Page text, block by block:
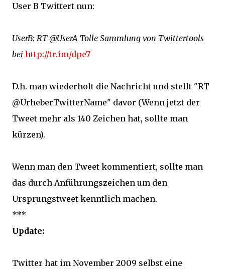
User B Twittert nun:
UserB: RT @UserA Tolle Sammlung von Twittertools
bei http://tr.im/dpe7
D.h. man wiederholt die Nachricht und stellt "RT
@UrheberTwitterName" davor (Wenn jetzt der
Tweet mehr als 140 Zeichen hat, sollte man
kürzen).
Wenn man den Tweet kommentiert, sollte man
das durch Anführungszeichen um den
Ursprungstweet kenntlich machen.
***
Update:
Twitter hat im November 2009 selbst eine